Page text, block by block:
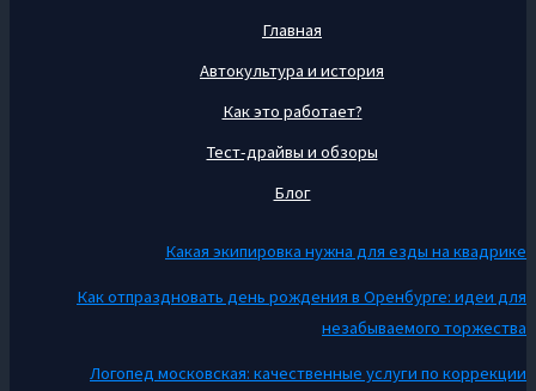
Главная
Автокультура и история
Как это работает?
Тест-драйвы и обзоры
Блог
Какая экипировка нужна для езды на квадрике
Как отпраздновать день рождения в Оренбурге: идеи для
незабываемого торжества
Логопед московская: качественные услуги по коррекции